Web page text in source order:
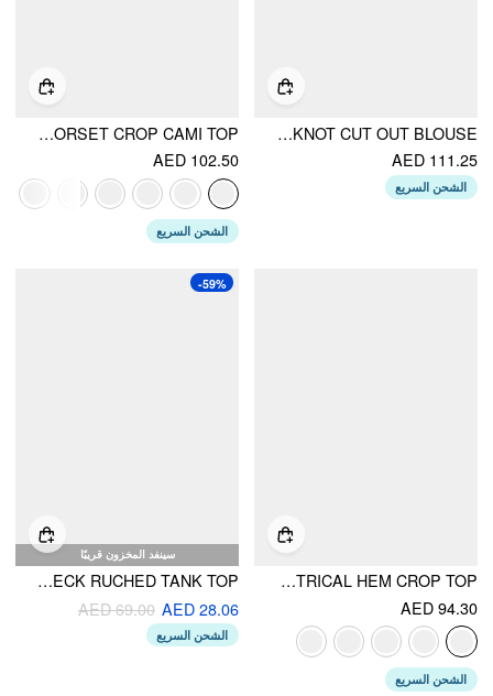
SATIN FLORAL JACQUARD HALTER NECK BOWKNOT CUT OUT BLOUSE
AED 111.25
الشحن السريع
MESH ABSTRACT RUCHED CORSET CROP CAMI TOP
AED 102.50
الشحن السريع
HIGH STRETCH HALTER NECKLINE CHAIN DETAIL ASYMMETRICAL HEM CROP TOP
AED 94.30
الشحن السريع
سينفد المخزون قريبًا
-59%
ASYMMETRICAL NECK RUCHED TANK TOP
AED 28.06
AED 69.00
الشحن السريع